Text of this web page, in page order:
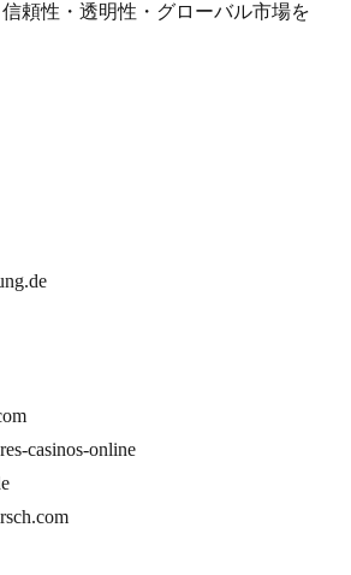
信頼性・透明性・グローバル市場を
casinos-online